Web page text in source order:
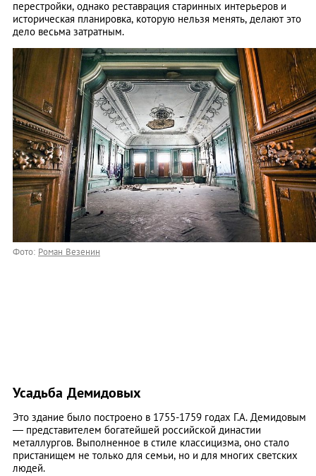
перестройки, однако реставрация старинных интерьеров и
историческая планировка, которую нельзя менять, делают это
дело весьма затратным.
Фото: Роман Везенин
Усадьба Демидовых
Это здание было построено в 1755-1759 годах Г.А. Демидовым
— представителем богатейшей российской династии
металлургов. Выполненное в стиле классицизма, оно стало
пристанищем не только для семьи, но и для многих светских
людей.